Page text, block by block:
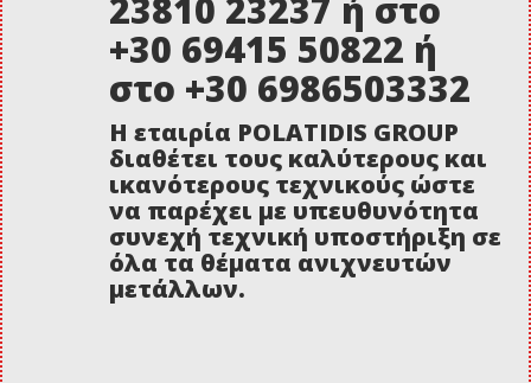
23810 23237 ή στο
+30 69415 50822 ή
στο +30 6986503332
Η εταιρία POLATIDIS GROUP
διαθέτει τους καλύτερους και
ικανότερους τεχνικούς ώστε
να παρέχει με υπευθυνότητα
συνεχή τεχνική υποστήριξη σε
όλα τα θέματα ανιχνευτών
μετάλλων.